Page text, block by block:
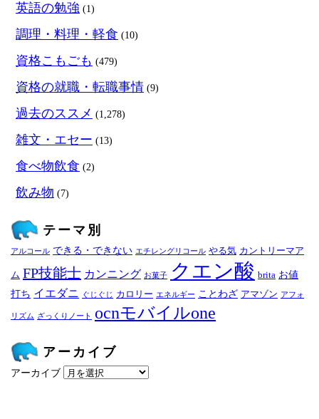
英語の勉強 (1)
調理・料理・軽食 (10)
資格こもごも (479)
資格の就職・転職事情 (9)
過去のススメ (1,278)
雑文・エセー (13)
食べ物飲食 (2)
飲み物 (7)
テーマ別
アルコール できる・できない エチレングリコール やる気 カントリーマア
ム FP技能士 カンニング お菓子 クエン酸 brita お値
打ち イエダニ ぐじぐじ カロリー エネルギー ことわざ アマゾン アフォ
リズム ざっくりノート ocnモバイルone
アーカイブ
アーカイブ